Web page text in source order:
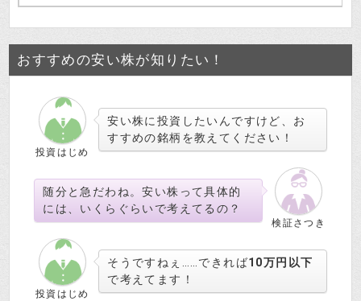
おすすめの安い株が知りたい！
投資はじめ
安い株に投資したいんですけど、お
すすめの銘柄を教えてください！
検証さつき
随分と急だわね。安い株って具体的
には、いくらぐらいで考えてるの？
投資はじめ
そうですねぇ……できれば10万円以下
で考えてます！